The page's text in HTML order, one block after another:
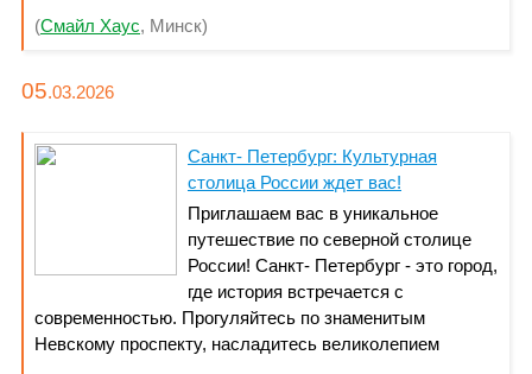
что вам приготовить на завтрак! Это нашим программам
и каждый ребенок найдет себе друга!
(Смайл Хаус, Минск)
05.03.2026
Санкт- Петербург: Культурная
столица России ждет вас!
Приглашаем вас в уникальное
путешествие по северной столице
России! Санкт- Петербург - это город,
где история встречается с
современностью. Прогуляйтесь по знаменитым
Невскому проспекту, насладитесь великолепием